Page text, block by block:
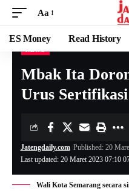
Aa
ES Money Read History
Mbak Ita
Urus
Last updated: 20 Maret 2023 07:10
Jatengdaily.com Published: 20
Wali Kota Semarang secara